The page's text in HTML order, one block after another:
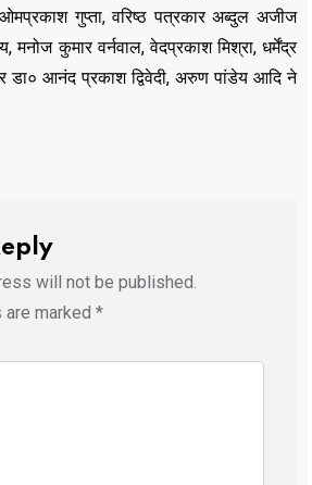
गुप्ता, वरिष्ठ पत्रकार अब्दुल अजीज
मनोज कुमार वर्नवाल, वेदप्रकाश मिश्रा, धर्मेंद्र
डा० आनंद प्रकाश द्विवेदी, अरुण पांडेय आदि ने
will not be published.
marked *